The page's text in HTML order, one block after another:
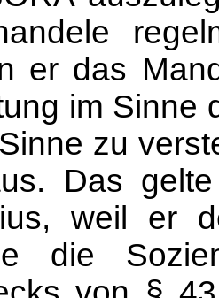
er das
im Sinne
zu
Das
weil er
die